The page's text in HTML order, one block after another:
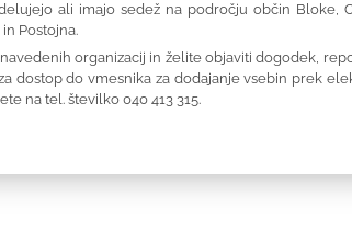
ali imajo sedež na področju občin Bloke,
Postojna.
organizacij in želite objaviti dogodek,
dostop do vmesnika za dodajanje vsebin prek
na tel. številko 040 413 315.